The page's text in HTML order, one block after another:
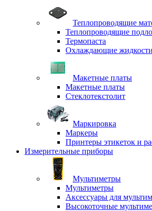
Теплопроводящие
Теплопроводящие
Термопаста
Охлаждающие жидкости
Макетные платы
Макетные платы
Стеклотекстолит
Маркировка
Маркеры
Принтеры этикеток и
Измерительные приборы
Мультиметры
Мультиметры
Аксессуары для
Высокоточные